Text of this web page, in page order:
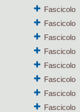
Fascicolo
Fascicolo
Fascicolo
Fascicolo
Fascicolo
Fascicolo
Fascicolo
Fascicolo